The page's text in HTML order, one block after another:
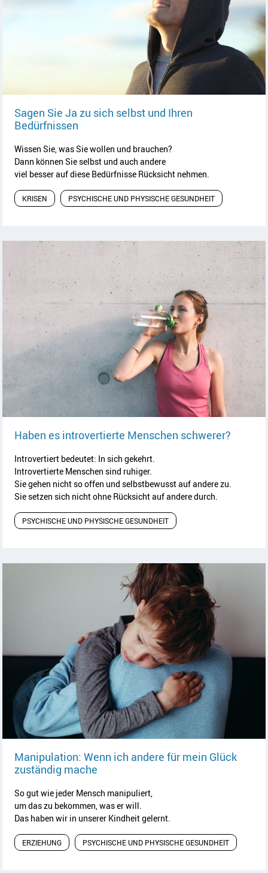
Sagen Sie Ja zu sich selbst und Ihren
Bedürfnissen
Wissen Sie, was Sie wollen und brauchen?
Dann können Sie selbst und auch andere
viel besser auf diese Bedürfnisse Rücksicht nehmen.
KRISEN PSYCHISCHE UND PHYSISCHE GESUNDHEIT
Haben es introvertierte Menschen schwerer?
Introvertiert bedeutet: In sich gekehrt.
Introvertierte Menschen sind ruhiger.
Sie gehen nicht so offen und selbstbewusst auf andere zu.
Sie setzen sich nicht ohne Rücksicht auf andere durch.
PSYCHISCHE UND PHYSISCHE GESUNDHEIT
Manipulation: Wenn ich andere für mein Glück
zuständig mache
So gut wie jeder Mensch manipuliert,
um das zu bekommen, was er will.
Das haben wir in unserer Kindheit gelernt.
ERZIEHUNG PSYCHISCHE UND PHYSISCHE GESUNDHEIT